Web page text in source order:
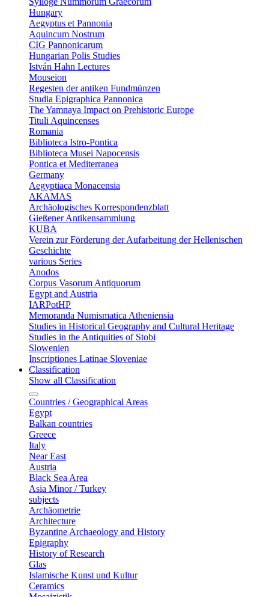
Hungary
Aegyptus et Pannonia
Aquincum Nostrum
CIG Pannonicarum
Hungarian Polis Studies
István Hahn Lectures
Mouseion
Regesten der antiken Fundmünzen
Studia Epigraphica Pannonica
The Yamnaya Impact on Prehistoric Europe
Tituli Aquincenses
Romania
Biblioteca Istro-Pontica
Biblioteca Musei Napocensis
Pontica et Mediterranea
Germany
Aegyptiaca Monacensia
AKAMAS
Archäologisches Korrespondenzblatt
Gießener Antikensammlung
KUBA
Verein zur Förderung der Aufarbeitung der Hellenischen
Geschichte
various Series
Anodos
Corpus Vasorum Antiquorum
Egypt and Austria
IARPotHP
Memoranda Numismatica Atheniensia
Studies in Historical Geography and Cultural Heritage
Studies in the Antiquities of Stobi
Slowenien
Inscriptiones Latinae Sloveniae
Classification
Show all Classification
Countries / Geographical Areas
Egypt
Balkan countries
Greece
Italy
Near East
Austria
Black Sea Area
Asia Minor / Turkey
subjects
Archäometrie
Architecture
Byzantine Archaeology and History
Epigraphy
History of Research
Glas
Islamische Kunst und Kultur
Ceramics